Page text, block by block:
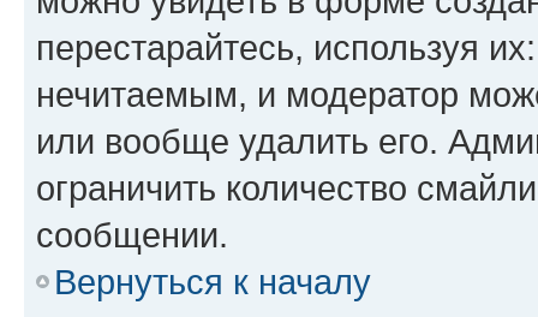
перестарайтесь, используя
нечитаемым, и модератор
или вообще удалить его.
ограничить количество
сообщении.
Вернуться к началу